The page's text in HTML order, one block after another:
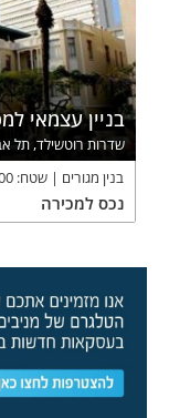
בניין עצמאי
שדרות רוטשילד, תל
בנין מגורים
שטח:
נכס למכירה